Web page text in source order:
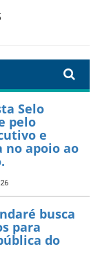
Blanc
de
(PAR)